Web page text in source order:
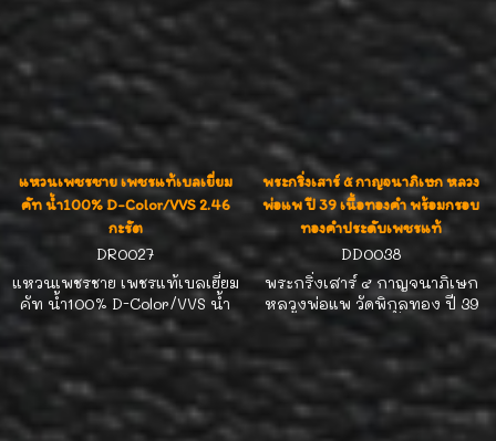
แหวนเพชรชาย เพชรแท้เบลเยี่ยม
คัท น้ำ100% D-Color/VVS 2.46
กะรัต
DR0027
แหวนเพชรชาย เพชรแท้เบลเยี่ยม
คัท น้ำ100% D-Color/VVS น้ำ
หนักเพชรรวม 2.46 กะรัต ดีไซน์
เรียบหรู ใส่ติดนิ้วสวย ตัวเรือน
ทอง 18K น้ำหนักทอง 13.9 กรัม
ไซซ์ 62 ปรับไซซ์ได้ พร้อมใบรับ
ประกัน จัดส่งฟรี EMS
พระกริ่งเสาร์ ๕ กาญจนาภิเษก หลวง
พ่อแพ ปี 39 เนื้อทองคำ พร้อมกรอบ
ทองคำประดับเพชรแท้
DD0038
พระกริ่งเสาร์ ๕ กาญจนาภิเษก
หลวงพ่อแพ วัดพิกุลทอง ปี 39
เนื้อทองคำแท้ เลี่ยมกรอบ
ทองคำฝังเพชรเบลเยี่ยมคัท น้ำ
100% น้ำหนักเพชรรวม 56 ตังค์
ขนาดกรอบกว้าง 2.3cm ความสูง
กรอบรวมห่วง 4.4 cm สวยแชมป์
เหมาะแก่การสะสมและบูชา